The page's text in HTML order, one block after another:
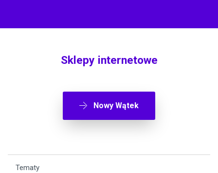
Sklepy internetowe
Nowy Wątek
Tematy